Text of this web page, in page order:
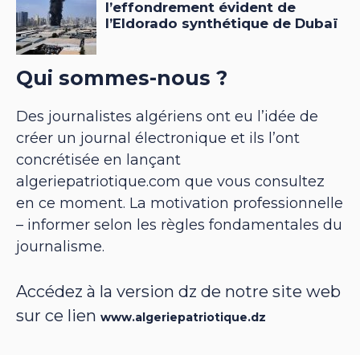
Qui sommes-nous ?
Des journalistes algériens ont eu l’idée de
créer un journal électronique et ils l’ont
concrétisée en lançant
algeriepatriotique.com que vous consultez
en ce moment. La motivation professionnelle
– informer selon les règles fondamentales du
journalisme.
Accédez à la version dz de notre site web
sur ce lien www.algeriepatriotique.dz